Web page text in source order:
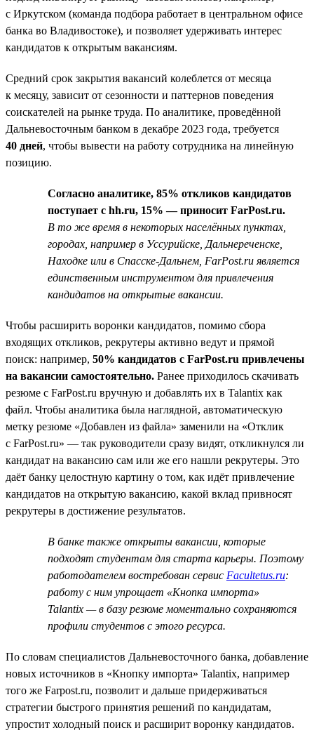
с Иркутском (команда подбора работает в центральном офисе
банка во Владивостоке), и позволяет удерживать интерес
кандидатов к открытым вакансиям.
Средний срок закрытия вакансий колеблется от месяца
к месяцу, зависит от сезонности и паттернов поведения
соискателей на рынке труда. По аналитике, проведённой
Дальневосточным банком в декабре 2023 года, требуется
40 дней, чтобы вывести на работу сотрудника на линейную
позицию.
Согласно аналитике, 85% откликов кандидатов
поступает с hh.ru, 15% — приносит FarPost.ru.
В то же время в некоторых населённых пунктах,
городах, например в Уссурийске, Дальнереченске,
Находке или в Спасске-Дальнем, FarPost.ru является
единственным инструментом для привлечения
кандидатов на открытые вакансии.
Чтобы расширить воронки кандидатов, помимо сбора
входящих откликов, рекрутеры активно ведут и прямой
поиск: например, 50% кандидатов с FarPost.ru привлечены
на вакансии самостоятельно. Ранее приходилось скачивать
резюме с FarPost.ru вручную и добавлять их в Talantix как
файл. Чтобы аналитика была наглядной, автоматическую
метку резюме «Добавлен из файла» заменили на «Отклик
с FarPost.ru» — так руководители сразу видят, откликнулся ли
кандидат на вакансию сам или же его нашли рекрутеры. Это
даёт банку целостную картину о том, как идёт привлечение
кандидатов на открытую вакансию, какой вклад привносят
рекрутеры в достижение результатов.
В банке также открыты вакансии, которые
подходят студентам для старта карьеры. Поэтому
работодателем востребован сервис Facultetus.ru:
работу с ним упрощает «Кнопка импорта»
Talantix — в базу резюме моментально сохраняются
профили студентов с этого ресурса.
По словам специалистов Дальневосточного банка, добавление
новых источников в «Кнопку импорта» Talantix, например
того же Farpost.ru, позволит и дальше придерживаться
стратегии быстрого принятия решений по кандидатам,
упростит холодный поиск и расширит воронку кандидатов.